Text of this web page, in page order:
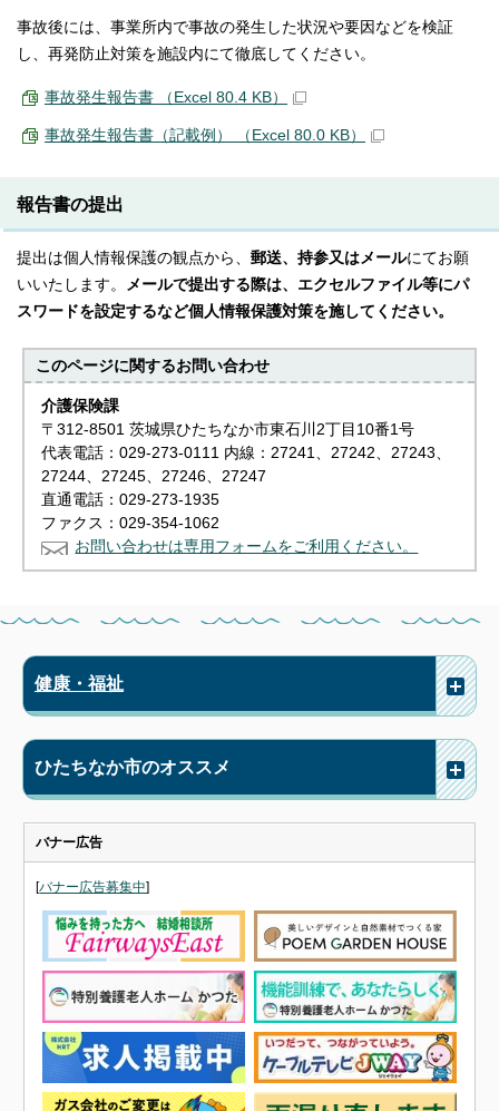
事故後には、事業所内で事故の発生した状況や要因などを検証
し、再発防止対策を施設内にて徹底してください。
事故発生報告書 （Excel 80.4 KB）
事故発生報告書（記載例） （Excel 80.0 KB）
報告書の提出
提出は個人情報保護の観点から、 郵送、持参又はメールにてお願
いいたします。
メールで提出する際は、エクセルファイル等にパ
スワードを設定するなど個人情報保護対策を施してください。
このページに関するお問い合わせ
介護保険課
〒312-8501 茨城県ひたちなか市東石川2丁目10番1号
代表電話：029-273-0111 内線：27241、27242、27243、
27244、27245、27246、27247
直通電話：029-273-1935
ファクス：029-354-1062
お問い合わせは専用フォームをご利用ください。
健康・福祉
ひたちなか市のオススメ
バナー広告
[バナー広告募集中]